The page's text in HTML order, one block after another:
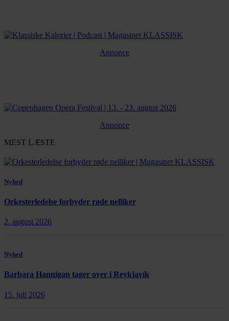
Annonce
Annonce
MEST LÆSTE
Nyhed
Orkesterledelse forbyder røde nelliker
2. august 2026
Nyhed
Barbara Hannigan tager over i Reykjavík
15. juli 2026